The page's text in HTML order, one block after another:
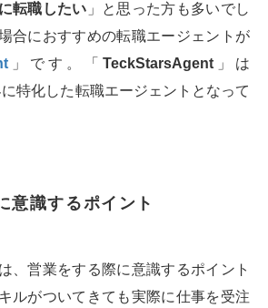
転職したい 」と思った方も多いでし
合におすすめの転職エージェントが
」です。「 TeckStarsAgent 」は
特化した転職エージェントとなって
意識するポイント
、営業をする際に意識するポイント
ルがついてきても実際に仕事を受注